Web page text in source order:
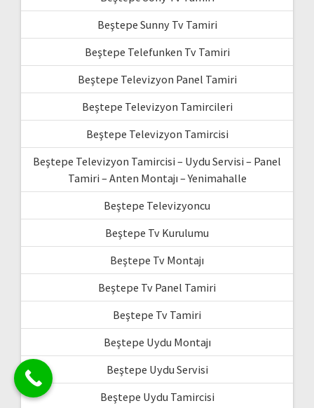
Beştepe Sunny Tv Tamiri
Beştepe Telefunken Tv Tamiri
Beştepe Televizyon Panel Tamiri
Beştepe Televizyon Tamircileri
Beştepe Televizyon Tamircisi
Beştepe Televizyon Tamircisi – Uydu Servisi – Panel
Tamiri – Anten Montajı – Yenimahalle
Beştepe Televizyoncu
Beştepe Tv Kurulumu
Beştepe Tv Montajı
Beştepe Tv Panel Tamiri
Beştepe Tv Tamiri
Beştepe Uydu Montajı
Beştepe Uydu Servisi
Beştepe Uydu Tamircisi